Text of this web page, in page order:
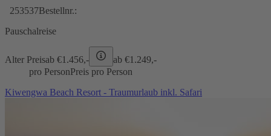
253537Bestellnr.:
Pauschalreise
Alter Preisab €1.456,- ab €1.249,-
pro PersonPreis pro Person
Kiwengwa Beach Resort - Traumurlaub inkl. Safari